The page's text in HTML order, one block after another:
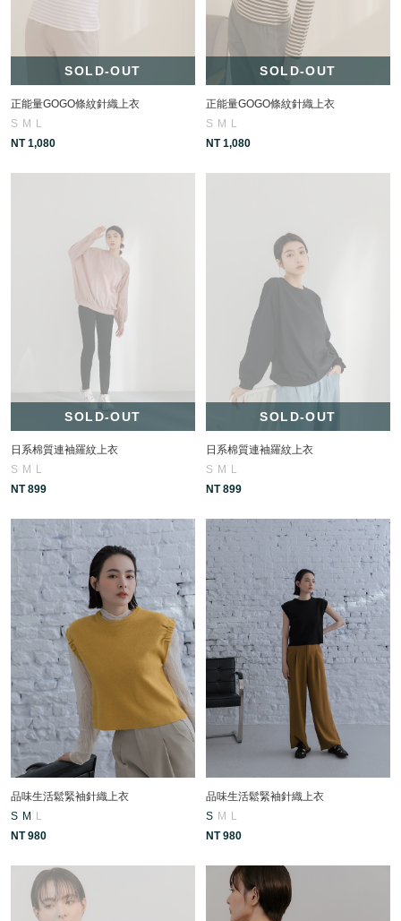
SOLD-OUT
正能量GOGO條紋針織上衣
S M L
NT 1,080
SOLD-OUT
正能量GOGO條紋針織上衣
S M L
NT 1,080
SOLD-OUT
日系棉質連袖羅紋上衣
S M
L
NT 899
SOLD-OUT
日系棉質連袖羅紋上衣
S M
L
NT 899
品味生活鬆緊袖針織上衣
S M L
NT 980
品味生活鬆緊袖針織上衣
S M L
NT 980